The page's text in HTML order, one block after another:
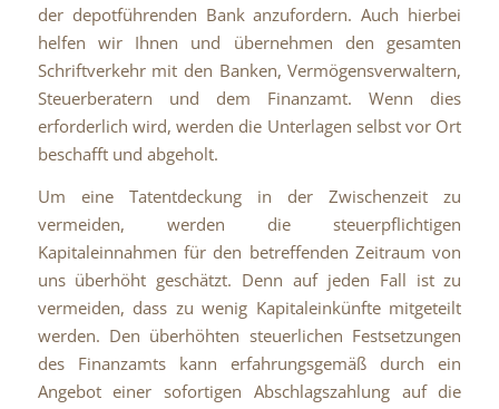
der depotführenden Bank anzufordern. Auch hierbei
helfen wir Ihnen und übernehmen den gesamten
Schriftverkehr mit den Banken, Vermögensverwaltern,
Steuerberatern und dem Finanzamt. Wenn dies
erforderlich wird, werden die Unterlagen selbst vor Ort
beschafft und abgeholt.
Um eine Tatentdeckung in der Zwischenzeit zu
vermeiden, werden die steuerpflichtigen
Kapitaleinnahmen für den betreffenden Zeitraum von
uns überhöht geschätzt. Denn auf jeden Fall ist zu
vermeiden, dass zu wenig Kapitaleinkünfte mitgeteilt
werden. Den überhöhten steuerlichen Festsetzungen
des Finanzamts kann erfahrungsgemäß durch ein
Angebot einer sofortigen Abschlagszahlung auf die